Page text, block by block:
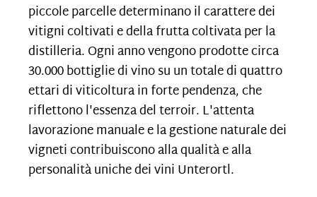
piccole parcelle determinano il carattere dei
vitigni coltivati e della frutta coltivata per la
distilleria. Ogni anno vengono prodotte circa
30.000 bottiglie di vino su un totale di quattro
ettari di viticoltura in forte pendenza, che
riflettono l'essenza del terroir. L'attenta
lavorazione manuale e la gestione naturale dei
vigneti contribuiscono alla qualità e alla
personalità uniche dei vini Unterortl.